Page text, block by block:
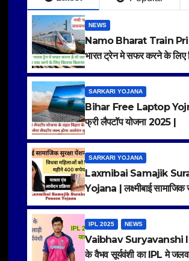
SARKARI YOJANA
Laxmibai
लक्ष्मीबाई सामाजिक
RANA SINGH
NEWS
Namo Bharat Train
भारत ट्रेन मे सफर करने के लिए
SARKARI YOJANA
Bihar Free Laptop
फ्री लैपटॉप योजना 2025 |
SARKARI YOJANA
Laxmibai Samajik
Yojana | लक्ष्मीबाई सामाजिक
IPL 2025 NEWS
Vaibhav Suryavanshi
के वैभव सूर्यवंशी का IPL मे